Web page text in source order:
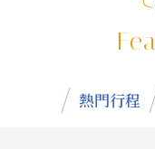
熱門行程